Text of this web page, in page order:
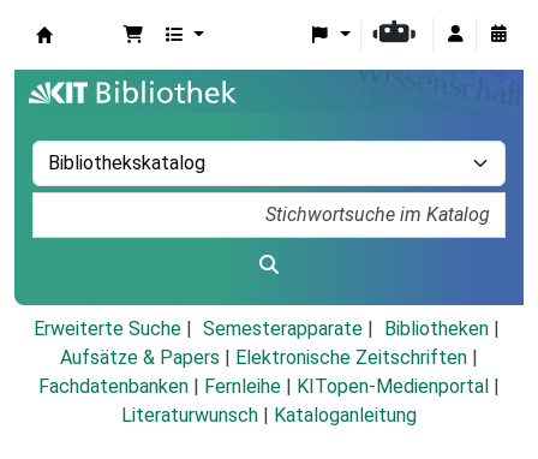
Erweiterte Suche Semesterapparate
Bibliotheken
Aufsätze & Papers
Elektronische Zeitschriften
Fachdatenbanken
Fernleihe KITopen-Medienportal
Literaturwunsch
Kataloganleitung